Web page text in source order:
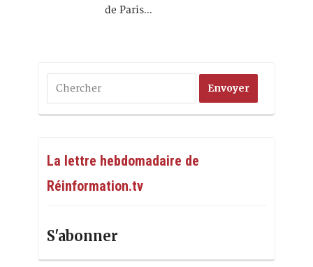
de Paris…
La lettre hebdomadaire de
Réinformation.tv
S'abonner